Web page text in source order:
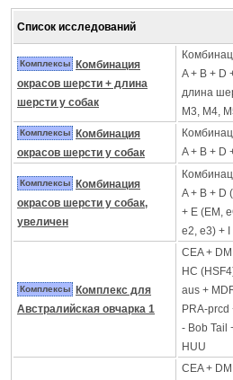
Список исследований
Комплексы
Комбинация
окрасов шерсти + длина
шерсти у собак
A + B + D
длина
M3, M4,
Комплексы
Комбинация
окрасов шерсти у собак
A + B + D
Комплексы
Комбинация
окрасов шерсти у собак,
увеличен
A + B + D
+ E (EM,
e2, e3) + I
Комплексы
Комплекс для
Австралийская овчарка 1
CEA +
HC
aus +
PRA-prcd
- Bob Tail
HUU
CEA +